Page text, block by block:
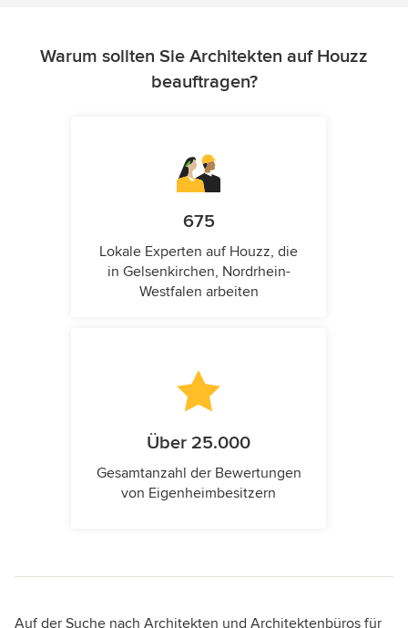
Warum sollten Sie Architekten auf Houzz
beauftragen?
675
Lokale Experten auf Houzz, die
in Gelsenkirchen, Nordrhein-
Westfalen arbeiten
Über 25.000
Gesamtanzahl der Bewertungen
von Eigenheimbesitzern
Auf der Suche nach Architekten und Architektenbüros für